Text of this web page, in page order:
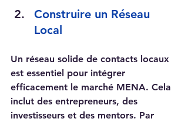
Construire un Réseau
Local
Un réseau solide de contacts locaux
est essentiel pour intégrer
efficacement le marché MENA. Cela
inclut des entrepreneurs, des
investisseurs et des mentors. Par